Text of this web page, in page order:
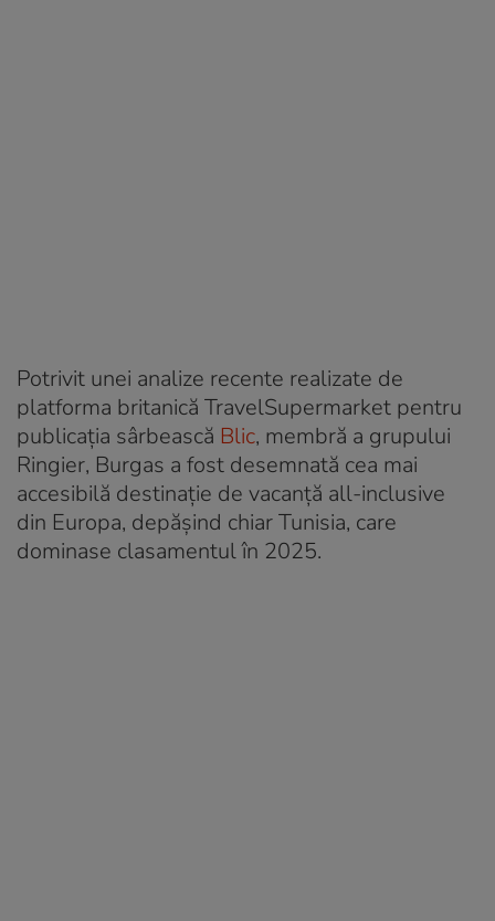
Potrivit unei analize recente realizate de
platforma britanică TravelSupermarket pentru
publicația sârbească Blic, membră a grupului
Ringier, Burgas a fost desemnată cea mai
accesibilă destinație de vacanță all-inclusive
din Europa, depășind chiar Tunisia, care
dominase clasamentul în 2025.